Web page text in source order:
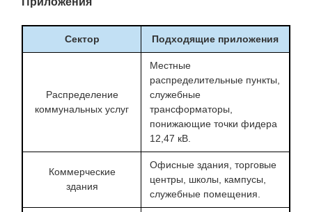
Сектор Подходящие приложения
Распределение
коммунальных услуг
Местные
распределительные пункты,
служебные
трансформаторы,
понижающие точки фидера
12,47 кВ.
Коммерческие
здания
Офисные здания, торговые
центры, школы, кампусы,
служебные помещения.